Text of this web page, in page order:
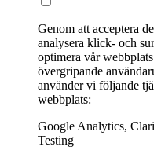
Genom att acceptera
analysera klick- och
optimera vår
övergripande
använder vi följande
webbplats:
Google Analytics,
Testing